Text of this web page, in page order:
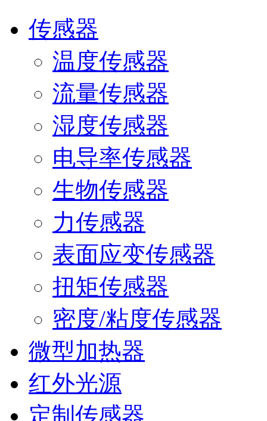
传感器
温度传感器
流量传感器
湿度传感器
电导率传感器
生物传感器
力传感器
表面应变传感器
扭矩传感器
密度/粘度传感器
微型加热器
红外光源
定制传感器